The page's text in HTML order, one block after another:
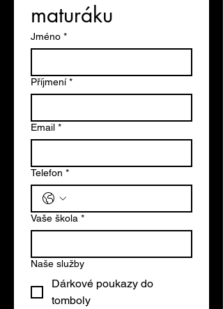
maturáku
Jméno *
Příjmení *
Email *
Telefon *
Vaše škola *
Naše služby
Dárkové poukazy do
tomboly